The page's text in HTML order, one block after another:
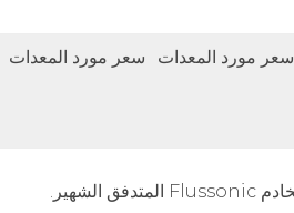
سعر مورد المعدات سعر مورد المعدات
** السعر المشار إليه هو لخادم Flussonic المتدفق الشهير.